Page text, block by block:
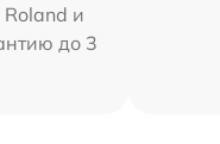
Roland и
до 3